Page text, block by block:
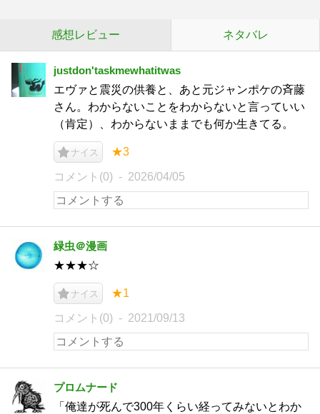
感想レビュー ネタバレ
justdon'taskmewhatitwas
エヴァと震災の供養と、あと元ジャンポケの斉藤
さん。わからないことをわからないと言っていい
（肯定）、わからないままでも何か生きてる。
ナイス ★3
コメント(0) 2026/04/05
緑虫＠漫画
★★★☆
ナイス ★1
コメント(0) 2021/09/13
プロムナード
「俺達が死んで300年くらい経ってみないとわか